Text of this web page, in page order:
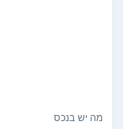
מה יש בנכס